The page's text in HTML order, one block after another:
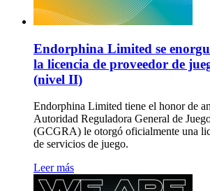
Endorphina Limited se
la licencia de proveedor de
(nivel II)
Endorphina Limited tiene el honor de
Autoridad Reguladora General de
(GCGRA) le otorgó oficialmente una
de servicios de juego.
Leer más